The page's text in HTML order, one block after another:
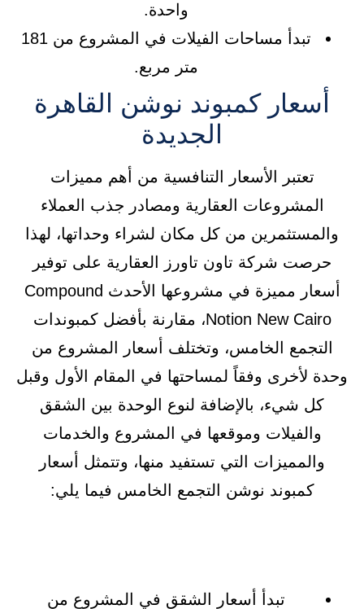
واحدة.
تبدأ مساحات الفيلات في المشروع من 181
متر مربع.
أسعار كمبوند نوشن القاهرة
الجديدة
تعتبر الأسعار التنافسية من أهم مميزات
المشروعات العقارية ومصادر جذب العملاء
والمستثمرين من كل مكان لشراء وحداتها، لهذا
حرصت شركة تاون تاورز العقارية على توفير
أسعار مميزة في مشروعها الأحدث Compound
Notion New Cairo، مقارنة بأفضل كمبوندات
التجمع الخامس، وتختلف أسعار المشروع من
وحدة لأخرى وفقاً لمساحتها في المقام الأول وقبل
كل شيء، بالإضافة لنوع الوحدة بين الشقق
والفيلات وموقعها في المشروع والخدمات
والمميزات التي تستفيد منها، وتتمثل أسعار
كمبوند نوشن التجمع الخامس فيما يلي:
تبدأ أسعار الشقق في المشروع من